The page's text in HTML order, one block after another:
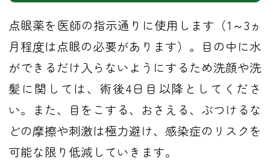
点眼薬を医師の指示通りに使用します（1～3ヵ
月程度は点眼の必要があります）。目の中に水
ができるだけ入らないようにするため洗顔や洗
髪に関しては、術後4日目以降としてくださ
い。また、目をこする、おさえる、ぶつけるな
どの摩擦や刺激は極力避け、感染症のリスクを
可能な限り低減していきます。